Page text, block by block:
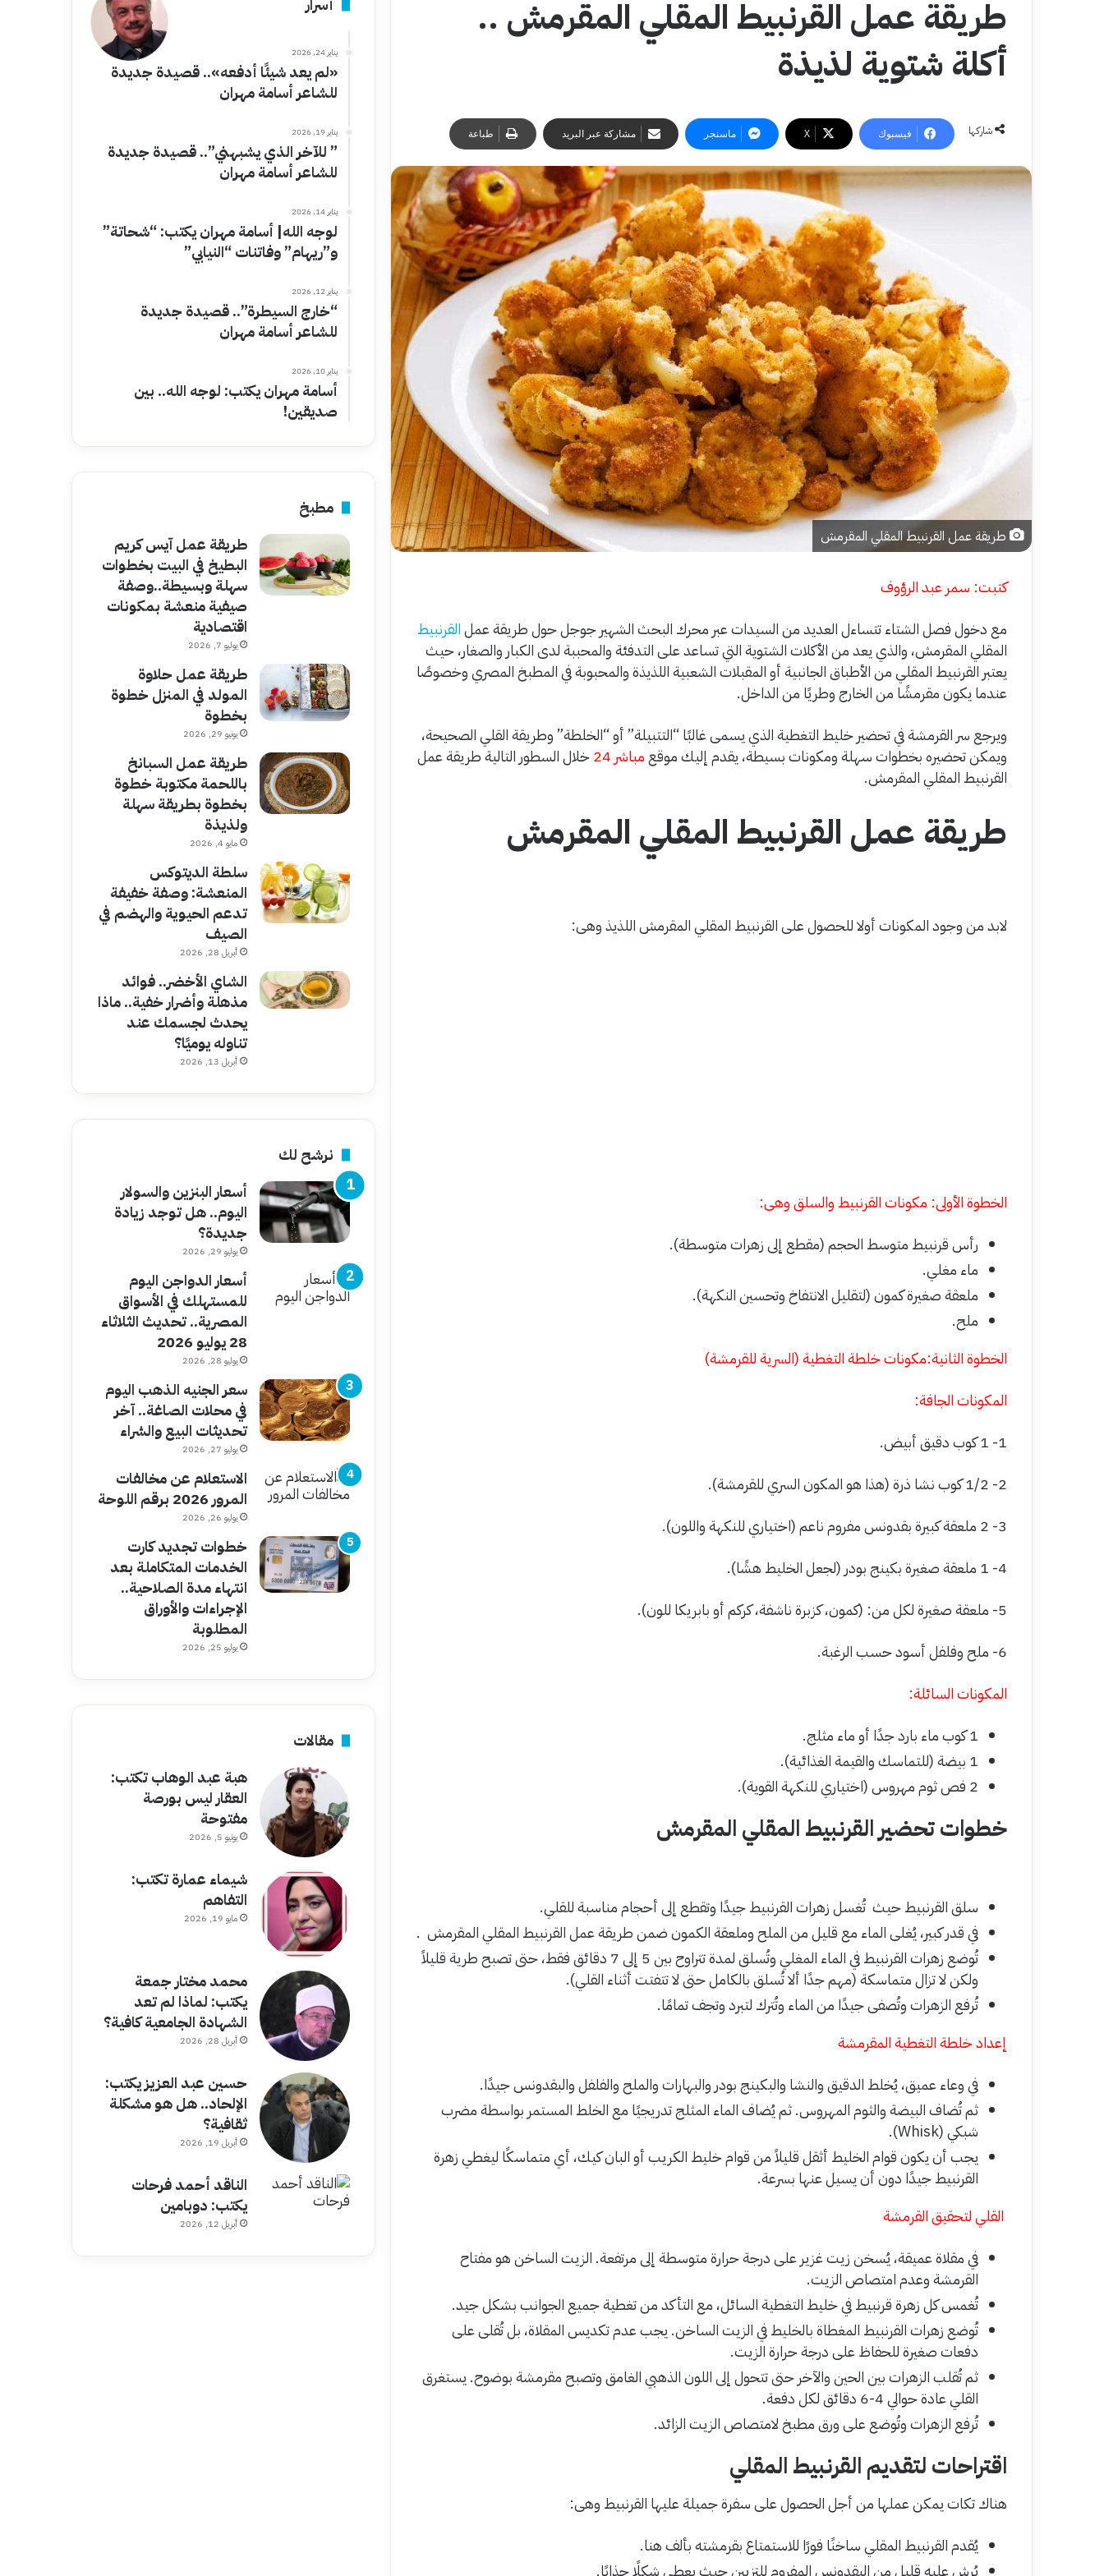
طريقة عمل القرنبيط المقلي المقرمش ..
أكلة شتوية لذيذة
شاركها فيسبوك ‫X ماسنجر مشاركة عبر البريد طباعة
طريقة عمل القرنبيط المقلي المقرمش
كتبت: سمر عبد الرؤوف
مع دخول فصل الشتاء تتساءل العديد من السيدات عبر محرك البحث الشهير جوجل حول طريقة عملالقرنبيط
المقلي المقرمش، والذي يعد من الأكلات الشتوية التي تساعد على التدفئة والمحببة لدى الكبار والصغار، حيث
يعتبر القرنبيط المقلي من الأطباق الجانبية أو المقبلات الشعبية اللذيذة والمحبوبة في المطبخ المصري وخصوصًا
عندما يكون مقرمشًا من الخارج وطريًا من الداخل.
ويرجع سر القرمشة في تحضير خليط التغطية الذي يسمى غالبًا “التتبيلة” أو “الخلطة” وطريقة القلي الصحيحة،
ويمكن تحضيره بخطوات سهلة ومكونات بسيطة، يقدم إليك موقع مباشر 24
خلال السطور التالية طريقة عمل
القرنبيط المقلي المقرمش.
طريقة عمل القرنبيط المقلي المقرمش
لابد من وجود المكونات أولا للحصول على القرنبيط المقلي المقرمش اللذيذ وهى:
الخطوة الأولى: مكونات القرنبيط والسلق وهى:
رأس قرنبيط متوسط الحجم (مقطع إلى زهرات متوسطة).
ماء مغلي.
ملعقة صغيرة كمون (لتقليل الانتفاخ وتحسين النكهة).
ملح.
الخطوة الثانية:مكونات خلطة التغطية (السرية للقرمشة)
المكونات الجافة:
1- 1 كوب دقيق أبيض.
2- 1/2 كوب نشا ذرة (هذا هو المكون السري للقرمشة).
3- 2 ملعقة كبيرة بقدونس مفروم ناعم (اختياري للنكهة واللون).
4- 1 ملعقة صغيرة بكينج بودر (لجعل الخليط هشًا).
5- ملعقة صغيرة لكل من: (كمون، كزبرة ناشفة، كركم أو بابريكا للون).
6- ملح وفلفل أسود حسب الرغبة.
المكونات السائلة:
1 كوب ماء بارد جدًا أو ماء مثلج.
1 بيضة (للتماسك والقيمة الغذائية).
2 فص ثوم مهروس (اختياري للنكهة القوية).
خطوات تحضير القرنبيط المقلي المقرمش
سلق القرنبيط حيث تُغسل زهرات القرنبيط جيدًا وتقطع إلى أحجام مناسبة للقلي.
في قدر كبير، يُغلى الماء مع قليل من الملح وملعقة الكمون ضمن طريقة عمل القرنبيط المقلي المقرمش .
تُوضع زهرات القرنبيط في الماء المغلي وتُسلق لمدة تتراوح بين 5 إلى 7 دقائق فقط، حتى تصبح طرية قليلاً
ولكن لا تزال متماسكة (مهم جدًا ألا تُسلق بالكامل حتى لا تتفتت أثناء القلي).
تُرفع الزهرات وتُصفى جيدًا من الماء وتُترك لتبرد وتجف تمامًا.
إعداد خلطة التغطية المقرمشة
في وعاء عميق، يُخلط الدقيق والنشا والبكينج بودر والبهارات والملح والفلفل والبقدونس جيدًا.
ثم تُضاف البيضة والثوم المهروس. ثم يُضاف الماء المثلج تدريجيًا مع الخلط المستمر بواسطة مضرب
شبكي (Whisk).
يجب أن يكون قوام الخليط أثقل قليلاً من قوام خليط الكريب أو البان كيك، أي متماسكًا ليغطي زهرة
القرنبيط جيدًا دون أن يسيل عنها بسرعة.
القلي لتحقيق القرمشة
في مقلاة عميقة، يُسخن زيت غزير على درجة حرارة متوسطة إلى مرتفعة. الزيت الساخن هو مفتاح
القرمشة وعدم امتصاص الزيت.
تُغمس كل زهرة قرنبيط في خليط التغطية السائل، مع التأكد من تغطية جميع الجوانب بشكل جيد.
تُوضع زهرات القرنبيط المغطاة بالخليط في الزيت الساخن. يجب عدم تكديس المقلاة، بل تُقلى على
دفعات صغيرة للحفاظ على درجة حرارة الزيت.
ثم تُقلب الزهرات بين الحين والآخر حتى تتحول إلى اللون الذهبي الغامق وتصبح مقرمشة بوضوح. يستغرق
القلي عادة حوالي 4-6 دقائق لكل دفعة.
تُرفع الزهرات وتُوضع على ورق مطبخ لامتصاص الزيت الزائد.
اقتراحات لتقديم القرنبيط المقلي
هناك تكات يمكن عملها من أجل الحصول على سفرة جميلة عليها القرنبيط وهى:
يُقدم القرنبيط المقلي ساخنًا فورًا للاستمتاع بقرمشته بألف هنا.
يُرش عليه قليل من البقدونس المفروم للتزيين حيث يعطي شكلًا جذابًا.
أسرار
يناير 24, 2026
«لم يعد شيئًا أدفعه».. قصيدة جديدة
للشاعر أسامة مهران
يناير 19, 2026
” للآخر الذي يشبهني”.. قصيدة جديدة
للشاعر أسامة مهران
يناير 14, 2026
لوجه الله| أسامة مهران يكتب: “شحاتة”
و”ريهام” وفاتنات “النيابي”
يناير 12, 2026
“خارج السيطرة”.. قصيدة جديدة
للشاعر أسامة مهران
يناير 10, 2026
أسامة مهران يكتب: لوجه الله.. بين
صديقين!
مطبخ
طريقة عمل آيس كريم
البطيخ في البيت بخطوات
سهلة وبسيطة..وصفة
صيفية منعشة بمكونات
اقتصادية
يوليو 7, 2026
طريقة عمل حلاوة
المولد في المنزل خطوة
بخطوة
يونيو 29, 2026
طريقة عمل السبانخ
باللحمة مكتوبة خطوة
بخطوة بطريقة سهلة
ولذيذة
مايو 4, 2026
سلطة الديتوكس
المنعشة: وصفة خفيفة
تدعم الحيوية والهضم في
الصيف
أبريل 28, 2026
الشاي الأخضر.. فوائد
مذهلة وأضرار خفية.. ماذا
يحدث لجسمك عند
تناوله يوميًا؟
أبريل 13, 2026
نرشح لك
أسعار البنزين والسولار
اليوم.. هل توجد زيادة
جديدة؟
يوليو 29, 2026
أسعار الدواجن اليوم
للمستهلك في الأسواق
المصرية.. تحديث الثلاثاء
28 يوليو 2026
يوليو 28, 2026
سعر الجنيه الذهب اليوم
في محلات الصاغة.. آخر
تحديثات البيع والشراء
يوليو 27, 2026
الاستعلام عن مخالفات
المرور 2026 برقم اللوحة
يوليو 26, 2026
خطوات تجديد كارت
الخدمات المتكاملة بعد
انتهاء مدة الصلاحية..
الإجراءات والأوراق
المطلوبة
يوليو 25, 2026
مقالات
هبة عبد الوهاب تكتب:
العقار ليس بورصة
مفتوحة
يونيو 5, 2026
شيماء عمارة تكتب:
التفاهم
مايو 19, 2026
محمد مختار جمعة
يكتب: لماذا لم تعد
الشهادة الجامعية كافية؟
أبريل 28, 2026
حسين عبد العزيز يكتب:
الإلحاد.. هل هو مشكلة
ثقافية؟
أبريل 19, 2026
الناقد أحمد فرحات
يكتب: دوبامين
أبريل 12, 2026